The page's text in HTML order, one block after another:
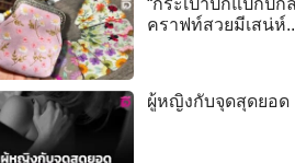
คราฟท์สวยมีเสน่ห์
ผู้หญิงกับจุดสุดยอด